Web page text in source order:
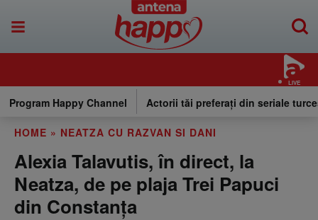
LIVE
Program Happy Channel Actorii tăi preferați din seriale
HOME » NEATZA CU RAZVAN SI DANI
Alexia Talavutis, în direct, la
Neatza, de pe plaja Trei Papuci
din Constanța